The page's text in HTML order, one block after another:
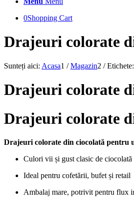
0Shopping Cart
Drajeuri colorate
Sunteți aici: Acasa1 / Magazin2 /
Drajeuri colorate
Drajeuri colorate
Drajeuri colorate din ciocolată pentru
Culori vii și gust clasic de ciocolată
Ideal pentru cofetării, bufet și retail
Ambalaj mare, potrivit pentru flux